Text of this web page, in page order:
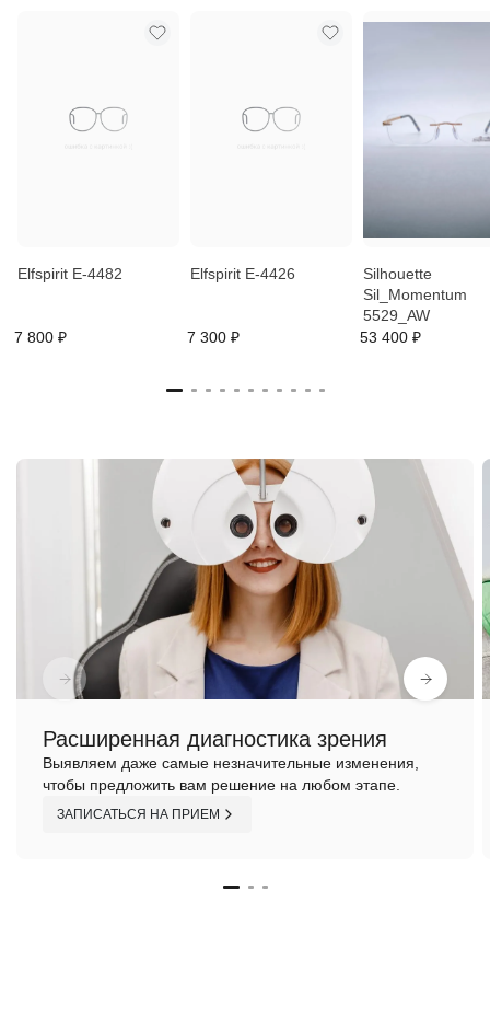
Elfspirit E-4482
7 800 ₽
Elfspirit E-4426
7 300 ₽
Silhouette
Sil_Momentum
5529_AW
53 400 ₽
Расширенная диагностика зрения
Выявляем даже самые незначительные изменения,
чтобы предложить вам решение на любом этапе.
ЗАПИСАТЬСЯ НА ПРИЕМ